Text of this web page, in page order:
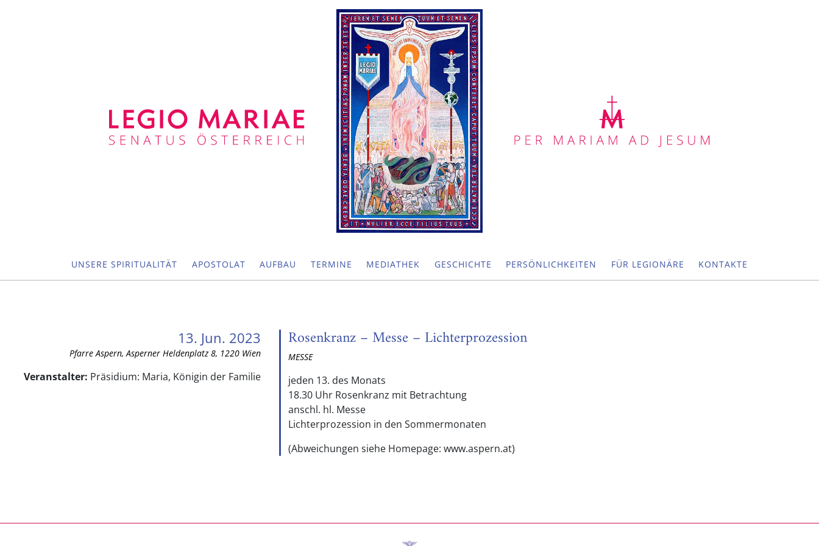
UNSERE SPIRITUALITÄT APOSTOLAT AUFBAU TERMINE MEDIATHEK GESCHICHTE PERSÖNLICHKEITEN FÜR LEGIONÄRE KONTAKTE
13. Jun. 2023
Pfarre Aspern, Asperner Heldenplatz 8, 1220 Wien
Veranstalter: Präsidium: Maria, Königin der Familie
Rosenkranz – Messe – Lichterprozession
MESSE
jeden 13. des Monats
18.30 Uhr Rosenkranz mit Betrachtung
anschl. hl. Messe
Lichterprozession in den Sommermonaten
(Abweichungen siehe Homepage: www.aspern.at)